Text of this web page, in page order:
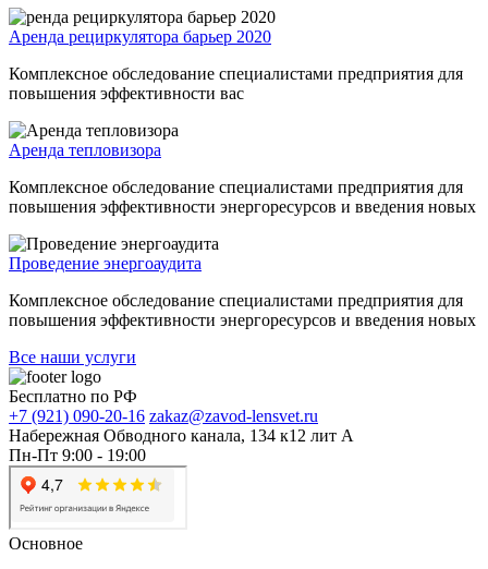
Аренда рециркулятора барьер 2020
Комплексное обследование специалистами предприятия для
повышения эффективности вас
Аренда тепловизора
Комплексное обследование специалистами предприятия для
повышения эффективности энергоресурсов и введения новых
Проведение энергоаудита
Комплексное обследование специалистами предприятия для
повышения эффективности энергоресурсов и введения новых
Все наши услуги
Бесплатно по РФ
+7 (921) 090-20-16 zakaz@zavod-lensvet.ru
Набережная Обводного канала, 134 к12 лит А
Пн-Пт 9:00 - 19:00
Основное